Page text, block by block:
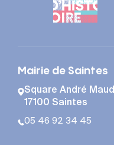
Mairie de Saintes
Square André
17100 Saintes
05 46 92 34 45